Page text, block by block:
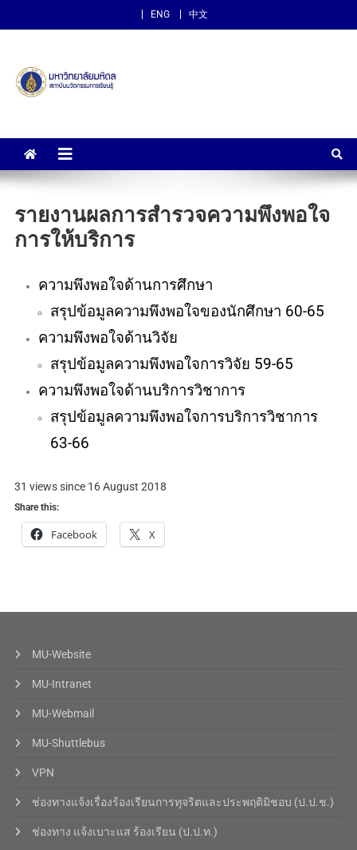
ENG 中文
สถาบันนวัตกรรมการเรียนรู้
รายงานผลการสำรวจความพึงพอใจ
การให้บริการ
ความพึงพอใจด้านการศึกษา
สรุปข้อมูลความพึงพอใจของนักศึกษา 60-65
ความพึงพอใจด้านวิจัย
สรุปข้อมูลความพึงพอใจการวิจัย 59-65
ความพึงพอใจด้านบริการวิชาการ
สรุปข้อมูลความพึงพอใจการบริการวิชาการ
63-66
31 views since 16 August 2018
Share this:
Facebook X
MU-Website
MU-Intranet
MU-Webmail
MU-Shuttlebus
VPN
ช่องทางแจ้งเรื่องร้องเรียนการทุจริตและประพฤติมิชอบ (ป.ป.ช.)
ช่องทาง แจ้งเบาะแส ร้องเรียน (ป.ป.ท.)